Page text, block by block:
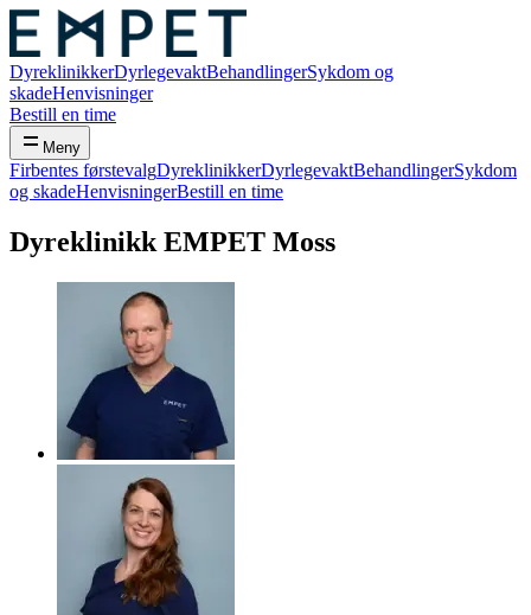
DyreklinikkerDyrlegevaktBehandlingerSykdom og
skadeHenvisninger
Bestill en time
Meny
Firbentes førstevalgDyreklinikkerDyrlegevaktBehandlingerSykdom
og skadeHenvisningerBestill en time
Dyreklinikk EMPET Moss